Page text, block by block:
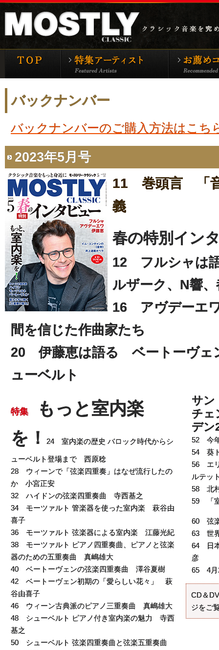
モーストリー・クラシックTOP 特集アーティ
バックナンバー
バックナンバーのご購入方法はこち
2023年5月号
11 巻頭言 「
義
春の特別イン
12 フルシャは
ルザーク、N響
16 アヴデーエ
間を信じた作曲家たち
20 伊藤恵は語る ベートーヴェ
ューベルト
特集
もっと室内楽
を！
24 室内楽の歴史 バロック時代からシ
ューベルト登場まで 西原稔
28 ウィーンで「弦楽四重奏」はなぜ流行したの
か 小宮正安
32 ハイドンの弦楽四重奏曲 寺西基之
34 モーツァルト 管楽器を使った室内楽 萩谷由
喜子
36 モーツァルト 弦楽器による室内楽 江藤光紀
38 モーツァルト ピアノ四重奏曲、ピアノと弦楽
器のための五重奏曲 真嶋雄大
40 ベートーヴェンの弦楽四重奏曲 澤谷夏樹
42 ベートーヴェン初期の「愛らしい花々」 萩
谷由喜子
46 ウィーン古典派のピアノ三重奏曲 真嶋雄大
48 シューベルト ピアノ付き室内楽の魅力 寺西
基之
50 シューベルト 弦楽四重奏曲と弦楽五重奏曲
サン
チェ
デン
52 今
54 葵
56 エ
ルテッ
58 北
59 「
60 弦
63 世
64 日
彦
65 4月
CD＆
ジをご